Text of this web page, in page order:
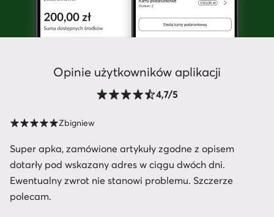
Opinie użytkowników aplikacji
4,7/5
Zbigniew
Super apka, zamówione artykuły zgodne z opisem
dotarły pod wskazany adres w ciągu dwóch dni.
Ewentualny zwrot nie stanowi problemu. Szczerze
polecam.